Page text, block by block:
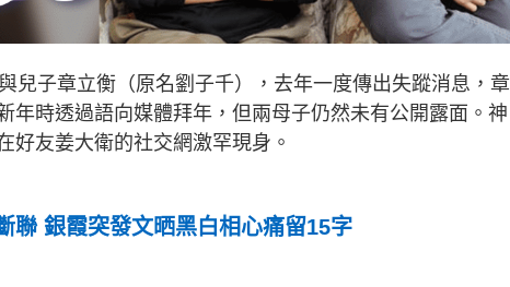
兒子章立衡（原名劉子千），去年一度傳出失蹤消息，章
年時透過語向媒體拜年，但兩母子仍然未有公開露面。神
好友姜大衛的社交網激罕現身。
聯 銀霞突發文晒黑白相心痛留15字